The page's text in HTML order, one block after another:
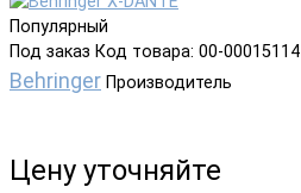
Популярный
Под заказ Код товара: 00-00015114
Behringer Производитель
Цену уточняйте